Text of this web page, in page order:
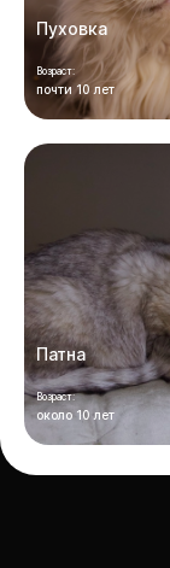
Пуховка
Возраст:
почти 10 лет
Патна
Возраст:
около 10 лет